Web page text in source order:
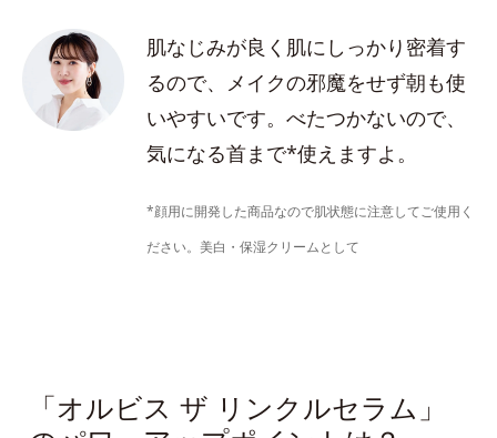
肌なじみが良く肌にしっかり密着す
るので、メイクの邪魔をせず朝も使
いやすいです。べたつかないので、
気になる首まで*使えますよ。
*顔用に開発した商品なので肌状態に注意してご使用く
ださい。美白・保湿クリームとして
「オルビス ザ リンクルセラム」